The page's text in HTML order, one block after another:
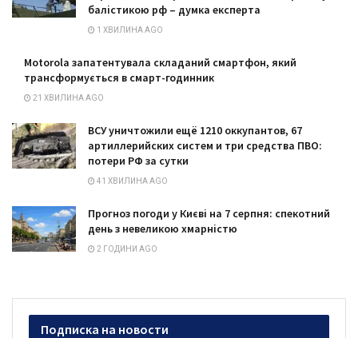
балістикою рф – думка експерта
1 ХВИЛИНА AGO
Motorola запатентувала складаний смартфон, який
трансформується в смарт-годинник
21 ХВИЛИНА AGO
ВСУ уничтожили ещё 1210 оккупантов, 67
артиллерийских систем и три средства ПВО:
потери РФ за сутки
41 ХВИЛИНА AGO
Прогноз погоди у Києві на 7 серпня: спекотний
день з невеликою хмарністю
2 ГОДИНИ AGO
Подписка на новости